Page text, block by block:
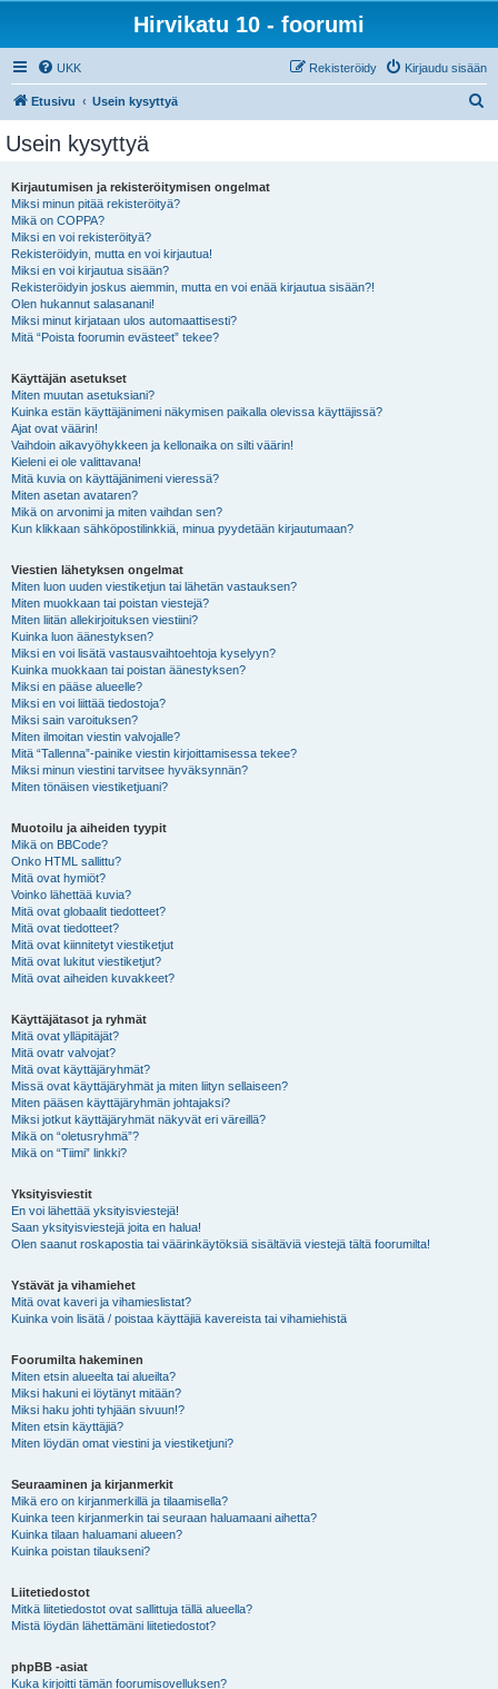
Hirvikatu 10 - foorumi
UKK Kirjaudu sisään
Rekisteröidy
Etusivu Usein kysyttyä
Usein kysyttyä
Kirjautumisen ja rekisteröitymisen ongelmat
Miksi minun pitää rekisteröityä?
Mikä on COPPA?
Miksi en voi rekisteröityä?
Rekisteröidyin, mutta en voi kirjautua!
Miksi en voi kirjautua sisään?
Rekisteröidyin joskus aiemmin, mutta en voi enää kirjautua sisään?!
Olen hukannut salasanani!
Miksi minut kirjataan ulos automaattisesti?
Mitä “Poista foorumin evästeet” tekee?
Käyttäjän asetukset
Miten muutan asetuksiani?
Kuinka estän käyttäjänimeni näkymisen paikalla olevissa käyttäjissä?
Ajat ovat väärin!
Vaihdoin aikavyöhykkeen ja kellonaika on silti väärin!
Kieleni ei ole valittavana!
Mitä kuvia on käyttäjänimeni vieressä?
Miten asetan avataren?
Mikä on arvonimi ja miten vaihdan sen?
Kun klikkaan sähköpostilinkkiä, minua pyydetään kirjautumaan?
Viestien lähetyksen ongelmat
Miten luon uuden viestiketjun tai lähetän vastauksen?
Miten muokkaan tai poistan viestejä?
Miten liitän allekirjoituksen viestiini?
Kuinka luon äänestyksen?
Miksi en voi lisätä vastausvaihtoehtoja kyselyyn?
Kuinka muokkaan tai poistan äänestyksen?
Miksi en pääse alueelle?
Miksi en voi liittää tiedostoja?
Miksi sain varoituksen?
Miten ilmoitan viestin valvojalle?
Mitä “Tallenna”-painike viestin kirjoittamisessa tekee?
Miksi minun viestini tarvitsee hyväksynnän?
Miten tönäisen viestiketjuani?
Muotoilu ja aiheiden tyypit
Mikä on BBCode?
Onko HTML sallittu?
Mitä ovat hymiöt?
Voinko lähettää kuvia?
Mitä ovat globaalit tiedotteet?
Mitä ovat tiedotteet?
Mitä ovat kiinnitetyt viestiketjut
Mitä ovat lukitut viestiketjut?
Mitä ovat aiheiden kuvakkeet?
Käyttäjätasot ja ryhmät
Mitä ovat ylläpitäjät?
Mitä ovatr valvojat?
Mitä ovat käyttäjäryhmät?
Missä ovat käyttäjäryhmät ja miten liityn sellaiseen?
Miten pääsen käyttäjäryhmän johtajaksi?
Miksi jotkut käyttäjäryhmät näkyvät eri väreillä?
Mikä on “oletusryhmä”?
Mikä on “Tiimi” linkki?
Yksityisviestit
En voi lähettää yksityisviestejä!
Saan yksityisviestejä joita en halua!
Olen saanut roskapostia tai väärinkäytöksiä sisältäviä viestejä tältä foorumilta!
Ystävät ja vihamiehet
Mitä ovat kaveri ja vihamieslistat?
Kuinka voin lisätä / poistaa käyttäjiä kavereista tai vihamiehistä
Foorumilta hakeminen
Miten etsin alueelta tai alueilta?
Miksi hakuni ei löytänyt mitään?
Miksi haku johti tyhjään sivuun!?
Miten etsin käyttäjiä?
Miten löydän omat viestini ja viestiketjuni?
Seuraaminen ja kirjanmerkit
Mikä ero on kirjanmerkillä ja tilaamisella?
Kuinka teen kirjanmerkin tai seuraan haluamaani aihetta?
Kuinka tilaan haluamani alueen?
Kuinka poistan tilaukseni?
Liitetiedostot
Mitkä liitetiedostot ovat sallittuja tällä alueella?
Mistä löydän lähettämäni liitetiedostot?
phpBB -asiat
Kuka kirjoitti tämän foorumisovelluksen?